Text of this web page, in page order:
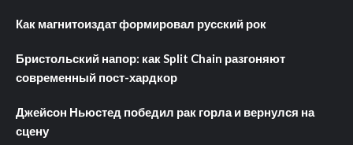
Как магнитоиздат формировал русский рок
Бристольский напор: как Split Chain разгоняют
современный пост-хардкор
Джейсон Ньюстед победил рак горла и вернулся на
сцену